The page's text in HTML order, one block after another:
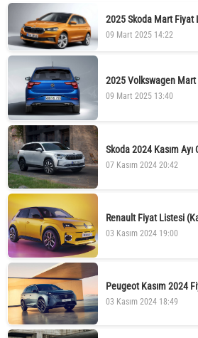
2025 Skoda Mart Fiyat
09 Mart 2025 14:22
2025 Volkswagen Mart
09 Mart 2025 13:40
Skoda 2024 Kasım
07 Kasım 2024 20:42
Renault Fiyat Listesi
03 Kasım 2024 19:00
Peugeot Kasım 2024
03 Kasım 2024 18:49